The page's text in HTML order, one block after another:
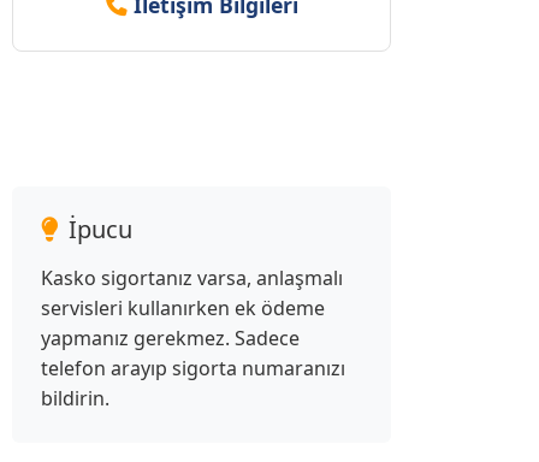
İpucu
Kasko sigortanız varsa, anlaşmalı
servisleri kullanırken ek ödeme
yapmanız gerekmez. Sadece
telefon arayıp sigorta numaranızı
bildirin.